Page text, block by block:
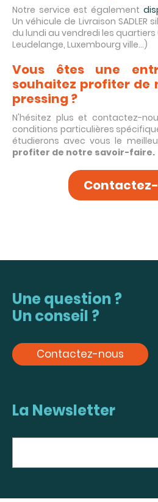
Notre service est également
Un véhicule de Livraison
du lundi au vendredi les quartiers
Leudelange, Luxembourg ville…)
Vous êtes une
souhaitez profiter de
pressing ?
N'hésitez plus et contactez-
conditions particulières
étudierons avec vous le
profiter de notre savoir-faire.
Une question ?
Un conseil ?
Contactez-nous
La Newsletter